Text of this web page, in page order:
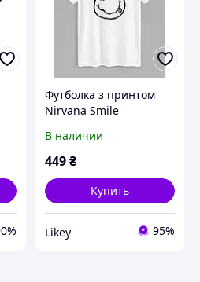
Футболка з принтом
Nirvana Smile
В наличии
449₴
Купить
Likey 95%